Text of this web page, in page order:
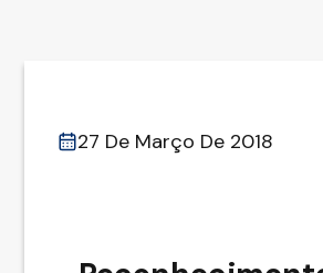
27 De Março De 2018